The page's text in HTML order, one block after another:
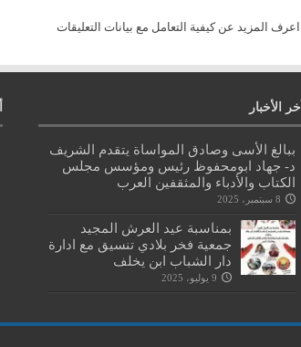
اعرف المزيد عن كيفية التعامل مع بيانات التعليقات
آخر الأخبار
ببالغ الأسى وصادق المواساة يتقدم الشريف
د- جهاد ابومحفوظ رئيس ومؤسس مجلس
الكتاب والأدباء والمثقفين العرب
8 سبتمبر، 2025
بمناسبة عيد العرش المجيد
جمعية فخر بلادي تنسيق مع ادارة
دار الشباب ابن يخلف
9 يوليو، 2025